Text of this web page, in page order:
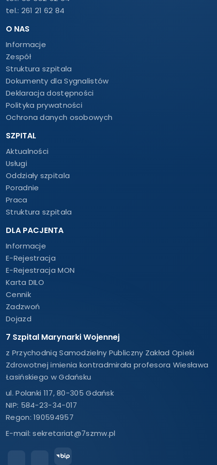
tel.: 261 21 62 84
O NAS
Informacje
Zespół
Struktura szpitala
Dokumenty dla Sygnalistów
Deklaracja dostępności
Polityka prywatności
Ochrona danych osobowych
SZPITAL
Aktualności
Usługi
Oddziały szpitala
Poradnie
Praca
Struktura szpitala
DLA PACJENTA
Informacje
E-Rejestracja
E-Rejestracja MON
Karta DILO
Cennik
Zadzwoń
Dojazd
7 Szpital Marynarki Wojennej
z Przychodnią Samodzielny Publiczny Zakład Opieki
Zdrowotnej imienia kontradmirała profesora Wiesława
Łasińskiego w Gdańsku
ul. Polanki 117, 80-305 Gdańsk
NIP: 584-23-34-017
Regon: 190594957
E-mail:sekretariat@7szmw.pl